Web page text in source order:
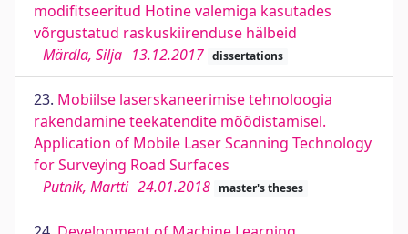
modifitseeritud Hotine valemiga kasutades
võrgustatud raskuskiirenduse hälbeid
Märdla, Silja 13.12.2017 dissertations
23. Mobiilse laserskaneerimise tehnoloogia
rakendamine teekatendite mõõdistamisel.
Application of Mobile Laser Scanning Technology
for Surveying Road Surfaces
Putnik, Martti 24.01.2018 master's theses